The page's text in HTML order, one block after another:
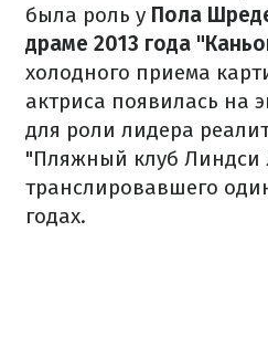
была роль у Пола
драме 2013 года
холодного приема
актриса появилась на
для роли лидера
"Пляжный клуб Линдси
транслировавшего
годах.